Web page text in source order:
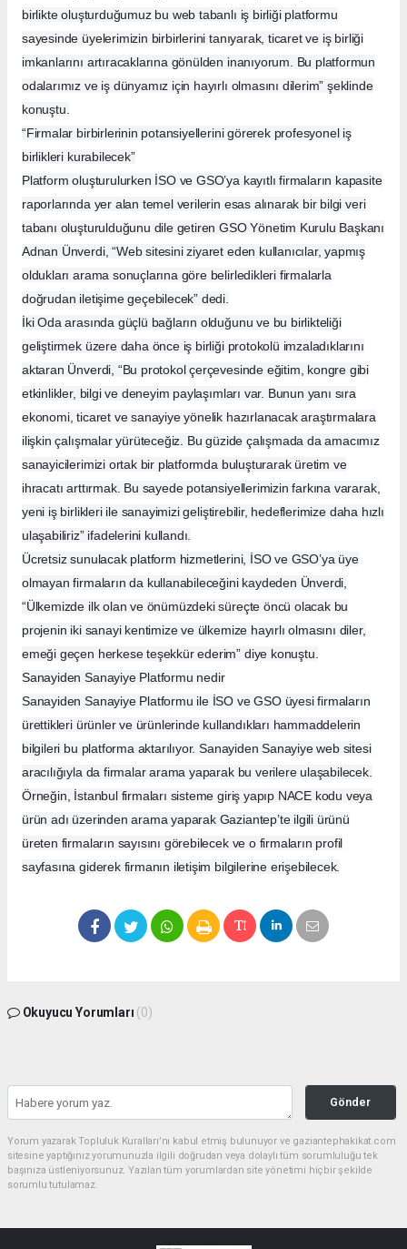
birlikte oluşturduğumuz bu web tabanlı iş birliği platformu
sayesinde üyelerimizin birbirlerini tanıyarak, ticaret ve iş birliği
imkanlarını artıracaklarına gönülden inanıyorum. Bu platformun
odalarımız ve iş dünyamız için hayırlı olmasını dilerim” şeklinde
konuştu.
“Firmalar birbirlerinin potansiyellerini görerek profesyonel iş
birlikleri kurabilecek”
Platform oluşturulurken İSO ve GSO’ya kayıtlı firmaların kapasite
raporlarında yer alan temel verilerin esas alınarak bir bilgi veri
tabanı oluşturulduğunu dile getiren GSO Yönetim Kurulu Başkanı
Adnan Ünverdi, “Web sitesini ziyaret eden kullanıcılar, yapmış
oldukları arama sonuçlarına göre belirledikleri firmalarla
doğrudan iletişime geçebilecek” dedi.
İki Oda arasında güçlü bağların olduğunu ve bu birlikteliği
geliştirmek üzere daha önce iş birliği protokolü imzaladıklarını
aktaran Ünverdi, “Bu protokol çerçevesinde eğitim, kongre gibi
etkinlikler, bilgi ve deneyim paylaşımları var. Bunun yanı sıra
ekonomi, ticaret ve sanayiye yönelik hazırlanacak araştırmalara
ilişkin çalışmalar yürüteceğiz. Bu güzide çalışmada da amacımız
sanayicilerimizi ortak bir platformda buluşturarak üretim ve
ihracatı arttırmak. Bu sayede potansiyellerimizin farkına vararak,
yeni iş birlikleri ile sanayimizi geliştirebilir, hedeflerimize daha hızlı
ulaşabiliriz” ifadelerini kullandı.
Ücretsiz sunulacak platform hizmetlerini, İSO ve GSO’ya üye
olmayan firmaların da kullanabileceğini kaydeden Ünverdi,
“Ülkemizde ilk olan ve önümüzdeki süreçte öncü olacak bu
projenin iki sanayi kentimize ve ülkemize hayırlı olmasını diler,
emeği geçen herkese teşekkür ederim” diye konuştu.
Sanayiden Sanayiye Platformu nedir
Sanayiden Sanayiye Platformu ile İSO ve GSO üyesi firmaların
ürettikleri ürünler ve ürünlerinde kullandıkları hammaddelerin
bilgileri bu platforma aktarılıyor. Sanayiden Sanayiye web sitesi
aracılığıyla da firmalar arama yaparak bu verilere ulaşabilecek.
Örneğin, İstanbul firmaları sisteme giriş yapıp NACE kodu veya
ürün adı üzerinden arama yaparak Gaziantep’te ilgili ürünü
üreten firmaların sayısını görebilecek ve o firmaların profil
sayfasına giderek firmanın iletişim bilgilerine erişebilecek.
Okuyucu Yorumları (0)
Gönder
Yorum yazarak Topluluk Kuralları’nı kabul etmiş bulunuyor ve gaziantephakikat.com
sitesine yaptığınız yorumunuzla ilgili doğrudan veya dolaylı tüm sorumluluğu tek
başınıza üstleniyorsunuz. Yazılan tüm yorumlardan site yönetimi hiçbir şekilde
sorumlu tutulamaz.